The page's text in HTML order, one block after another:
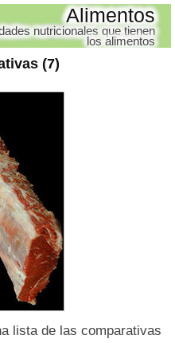
(7)
Alimentos
nutricionales que tienen
los alimentos
lista de las comparativas